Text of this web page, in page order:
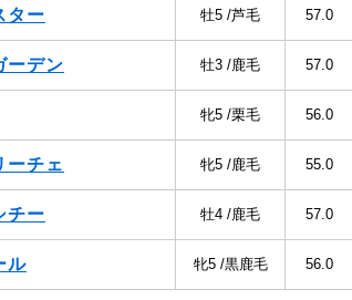
ター 牡5 /芦毛 57.0
ーデン 牡3 /鹿毛 57.0
牝5 /栗毛 56.0
ーチェ 牝5 /鹿毛 55.0
チー 牡4 /鹿毛 57.0
ル 牝5 /黒鹿毛 56.0